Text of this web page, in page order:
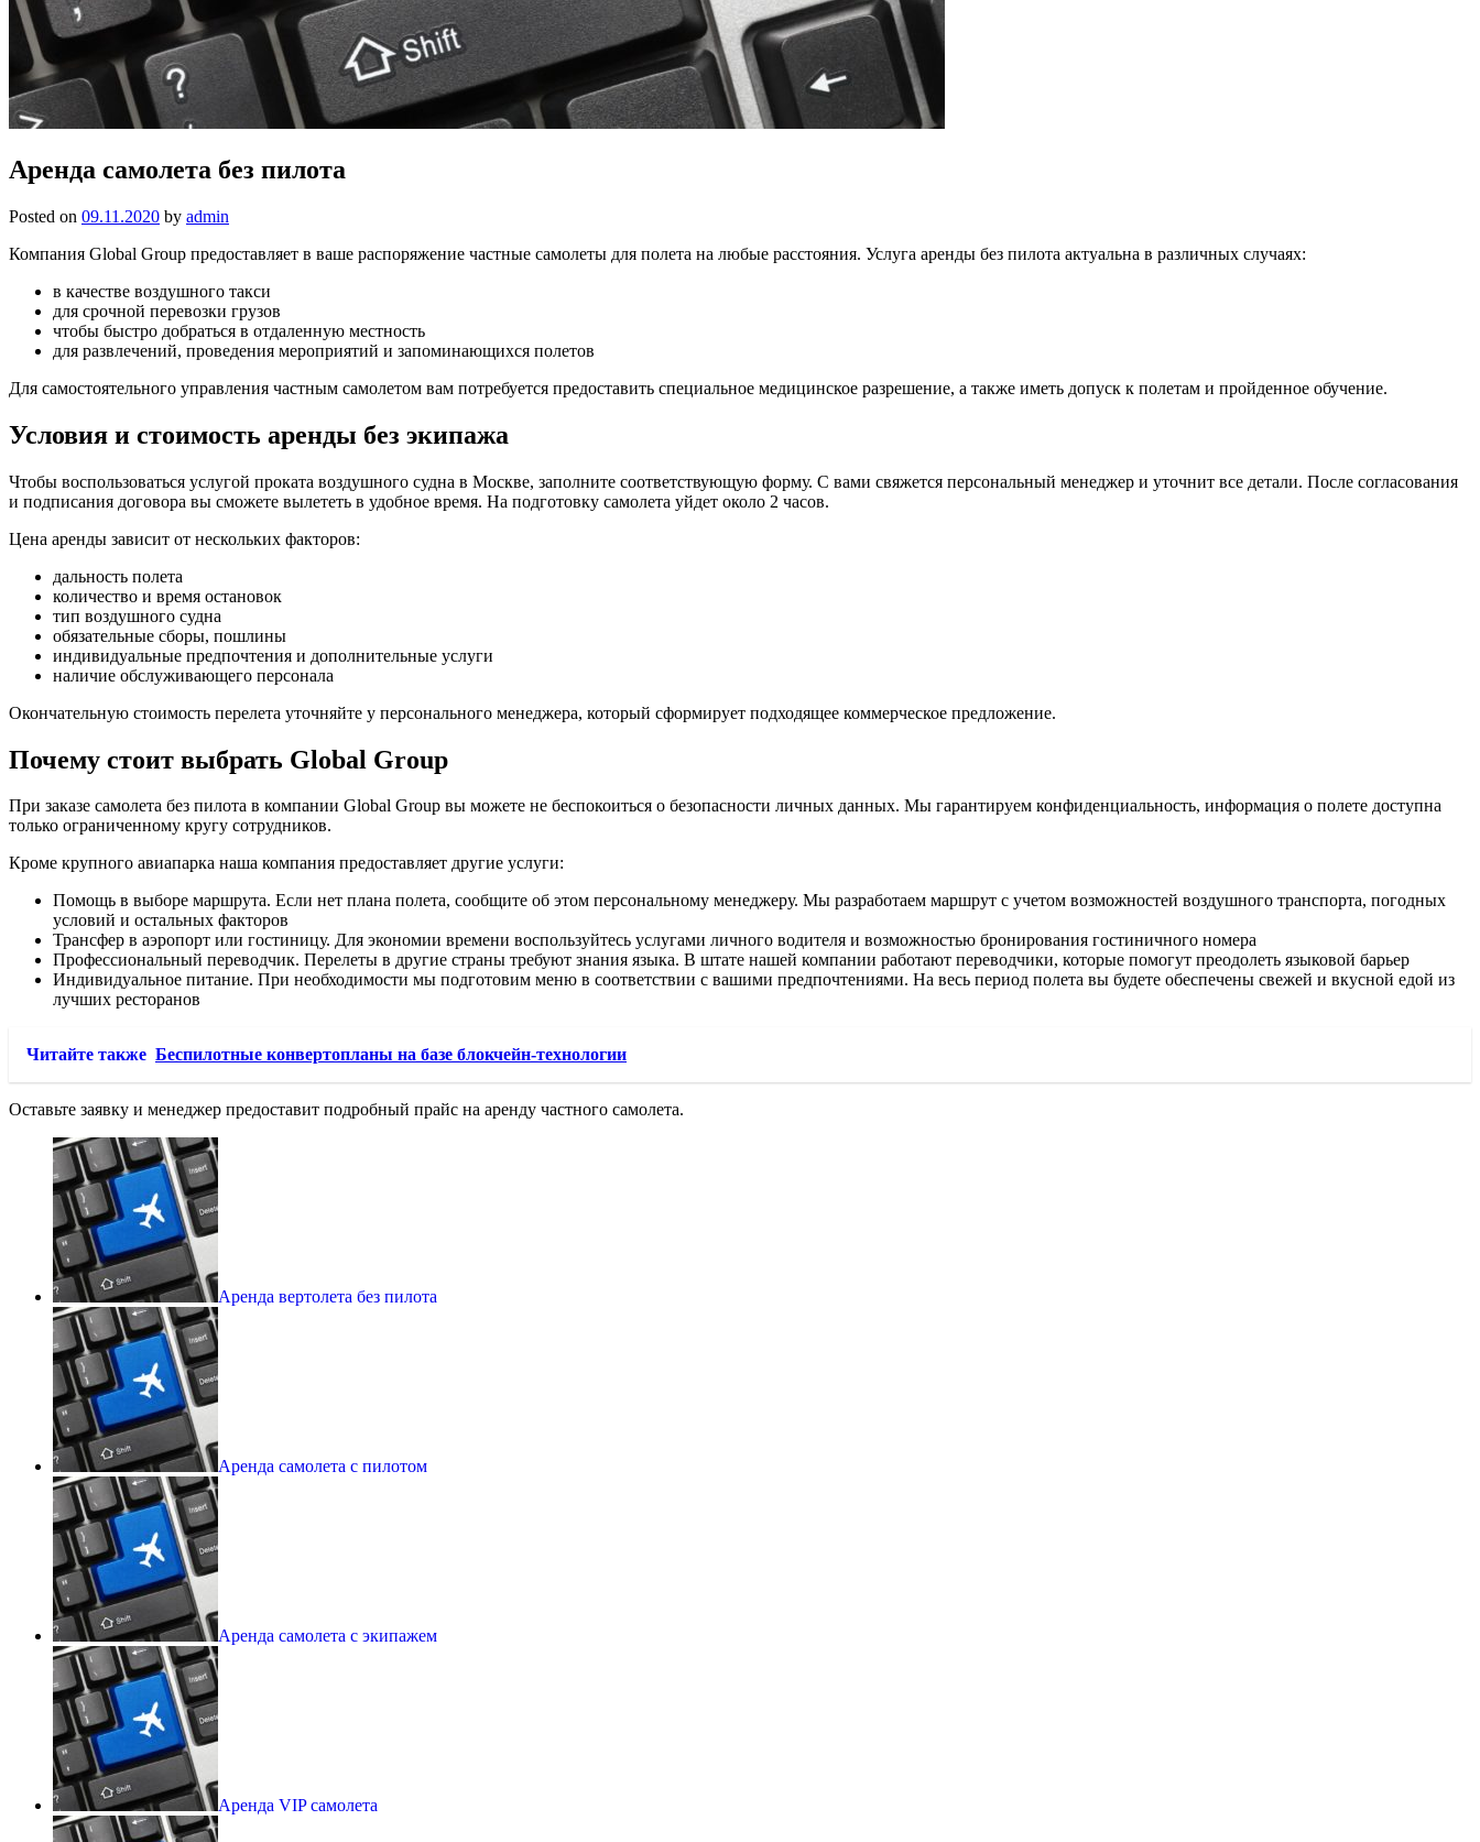
Аренда самолета без пилота
Posted on 09.11.2020 by admin
Компания Global Group предоставляет в ваше распоряжение частные самолеты для полета на любые расстояния. Услуга аренды без пилота актуальна в различных случаях:
в качестве воздушного такси
для срочной перевозки грузов
чтобы быстро добраться в отдаленную местность
для развлечений, проведения мероприятий и запоминающихся полетов
Для самостоятельного управления частным самолетом вам потребуется предоставить специальное медицинское разрешение, а также иметь допуск к полетам и пройденное обучение.
Условия и стоимость аренды без экипажа
Чтобы воспользоваться услугой проката воздушного судна в Москве, заполните соответствующую форму. С вами свяжется персональный менеджер и уточнит все детали. После согласования
и подписания договора вы сможете вылететь в удобное время. На подготовку самолета уйдет около 2 часов.
Цена аренды зависит от нескольких факторов:
дальность полета
количество и время остановок
тип воздушного судна
обязательные сборы, пошлины
индивидуальные предпочтения и дополнительные услуги
наличие обслуживающего персонала
Окончательную стоимость перелета уточняйте у персонального менеджера, который сформирует подходящее коммерческое предложение.
Почему стоит выбрать Global Group
При заказе самолета без пилота в компании Global Group вы можете не беспокоиться о безопасности личных данных. Мы гарантируем конфиденциальность, информация о полете доступна
только ограниченному кругу сотрудников.
Кроме крупного авиапарка наша компания предоставляет другие услуги:
Помощь в выборе маршрута. Если нет плана полета, сообщите об этом персональному менеджеру. Мы разработаем маршрут с учетом возможностей воздушного транспорта, погодных
условий и остальных факторов
Трансфер в аэропорт или гостиницу. Для экономии времени воспользуйтесь услугами личного водителя и возможностью бронирования гостиничного номера
Профессиональный переводчик. Перелеты в другие страны требуют знания языка. В штате нашей компании работают переводчики, которые помогут преодолеть языковой барьер
Индивидуальное питание. При необходимости мы подготовим меню в соответствии с вашими предпочтениями. На весь период полета вы будете обеспечены свежей и вкусной едой из
лучших ресторанов
Читайте также Беспилотные конвертопланы на базе блокчейн-технологии
Оставьте заявку и менеджер предоставит подробный прайс на аренду частного самолета.
Аренда вертолета без пилота
Аренда самолета с пилотом
Аренда самолета с экипажем
Аренда VIP самолета